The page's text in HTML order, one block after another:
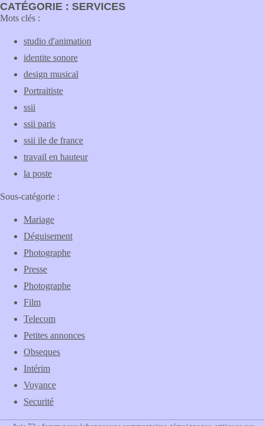
CATÉGORIE : SERVICES
Mots clés :
studio d'animation
identite sonore
design musical
Portraitiste
ssii
ssii paris
ssii ile de france
travail en hauteur
la poste
Sous-catégorie :
Mariage
Déguisement
Photographe
Presse
Photographe
Film
Telecom
Petites annonces
Obseques
Intérim
Voyance
Securité